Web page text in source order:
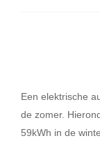
Een elektrische
de zomer.
59kWh in de